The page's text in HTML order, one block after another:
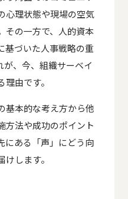
心理状態や現場の空気
その一方で、人的資本
基づいた人事戦略の重
が、今、組織サーベイ
由です。
基本的な考え方から他
方法や成功のポイント
にある「声」にどう向
します。